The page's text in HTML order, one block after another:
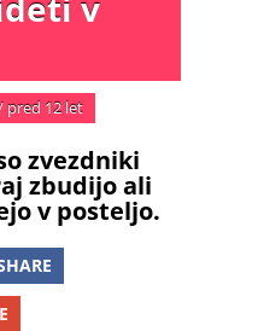
pred 12 let
zvezdniki
zbudijo ali
v posteljo.